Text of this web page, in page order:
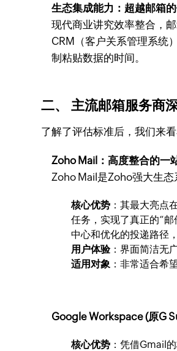
生态集成能力：超越邮箱
现代商业讲究效率整合，
CRM（客户关系管理系统
制粘贴数据的时间。
二、 主流邮箱服务商
了解了评估标准后，我们来
Zoho Mail：高度整合的一
Zoho Mail是Zoho强大生
核心优势 ：其最大亮点
任务，实现了真正的“
中心和优化的投递路径
用户体验：界面简洁无
适用对象 ：非常适合希
Google Workspace (原G
核心优势 ：凭借Gmail